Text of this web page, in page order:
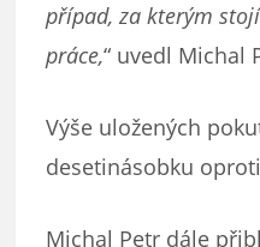
případ, za kterým
práce,“ uvedl Michal
Výše uložených
desetinásobku
Michal Petr dále